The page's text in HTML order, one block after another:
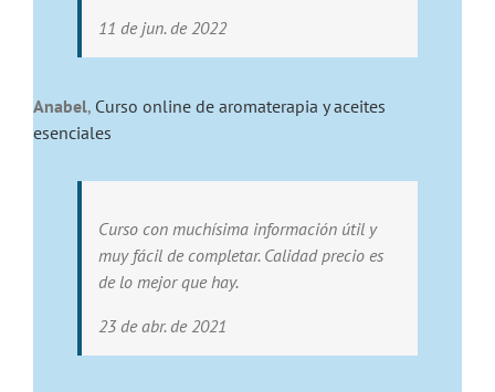
11 de jun. de 2022
Anabel, Curso online de aromaterapia y aceites
esenciales
Curso con muchísima información útil y
muy fácil de completar. Calidad precio es
de lo mejor que hay.
23 de abr. de 2021